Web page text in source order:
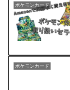
ポケモンカード
ポケモンカード